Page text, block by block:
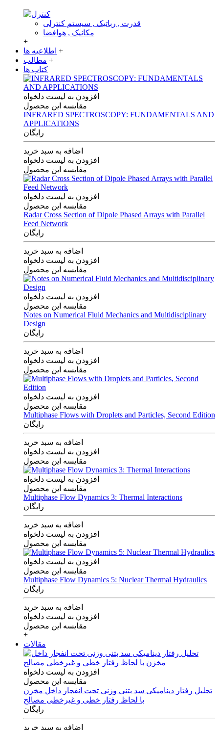
قدرت , رباتیک , سیستم کنترلی
مکانیک , هوافضا
+
اطلاعیه ها +
مطالب +
کتاب ها
افزودن به لیست دلخواه
مقایسه این محصول
INFRARED SPECTROSCOPY: FUNDAMENTALS AND
APPLICATIONS
رایگان
اضافه به سبد خرید
افزودن به لیست دلخواه
مقایسه این محصول
افزودن به لیست دلخواه
مقایسه این محصول
Radar Cross Section of Dipole Phased Arrays with Parallel
Feed Network
رایگان
اضافه به سبد خرید
افزودن به لیست دلخواه
مقایسه این محصول
افزودن به لیست دلخواه
مقایسه این محصول
Notes on Numerical Fluid Mechanics and Multidisciplinary
Design
رایگان
اضافه به سبد خرید
افزودن به لیست دلخواه
مقایسه این محصول
افزودن به لیست دلخواه
مقایسه این محصول
Multiphase Flows with Droplets and Particles, Second Edition
رایگان
اضافه به سبد خرید
افزودن به لیست دلخواه
مقایسه این محصول
افزودن به لیست دلخواه
مقایسه این محصول
Multiphase Flow Dynamics 3: Thermal Interactions
رایگان
اضافه به سبد خرید
افزودن به لیست دلخواه
مقایسه این محصول
افزودن به لیست دلخواه
مقایسه این محصول
Multiphase Flow Dynamics 5: Nuclear Thermal Hydraulics
رایگان
اضافه به سبد خرید
افزودن به لیست دلخواه
مقایسه این محصول
+
مقالات
افزودن به لیست دلخواه
مقایسه این محصول
تحلیل رفتار دینامیکی سد بتنی وزنی تحت انفجار داخل مخزن
با لحاظ رفتار خطی و غیرخطی مصالح
رایگان
اضافه به سبد خرید